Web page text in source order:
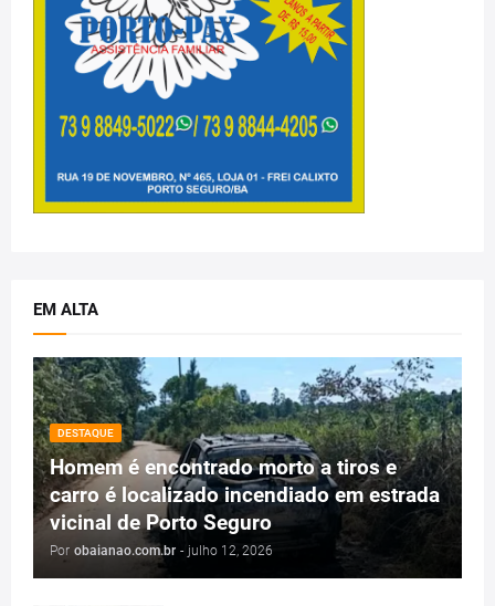
EM ALTA
DESTAQUE
Homem é encontrado morto a tiros e
carro é localizado incendiado em estrada
vicinal de Porto Seguro
Por obaianao.com.br - julho 12, 2026